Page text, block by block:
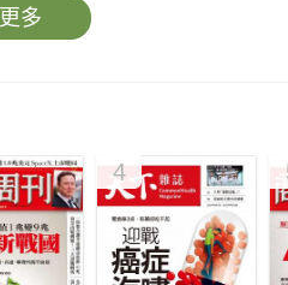
更多
4